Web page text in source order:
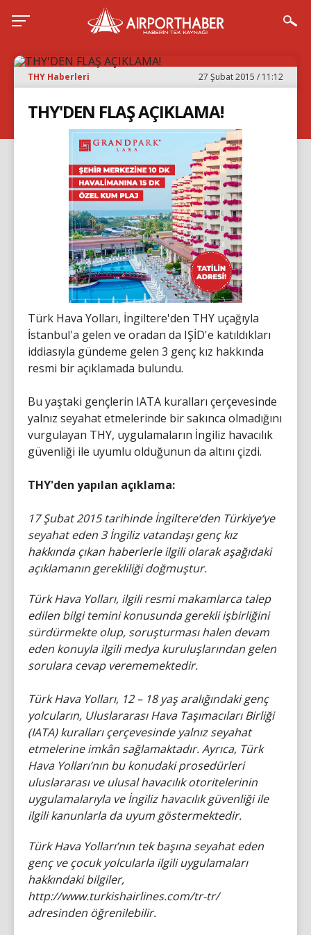
THY Haberleri 27 Şubat 2015 / 11:12
THY'DEN FLAŞ AÇIKLAMA!
Türk Hava Yolları, İngiltere'den THY uçağıyla
İstanbul'a gelen ve oradan da IŞİD'e katıldıkları
iddiasıyla gündeme gelen 3 genç kız hakkında
resmi bir açıklamada bulundu.
Bu yaştaki gençlerin IATA kuralları çerçevesinde
yalnız seyahat etmelerinde bir sakınca olmadığını
vurgulayan THY, uygulamaların İngiliz havacılık
güvenliği ile uyumlu olduğunun da altını çizdi.
THY'den yapılan açıklama:
17 Şubat 2015 tarihinde İngiltere’den Türkiye‘ye
seyahat eden 3 İngiliz vatandaşı genç kız
hakkında çıkan haberlerle ilgili olarak aşağıdaki
açıklamanın gerekliliği doğmuştur.
Türk Hava Yolları, ilgili resmi makamlarca talep
edilen bilgi temini konusunda gerekli işbirliğini
sürdürmekte olup, soruşturması halen devam
eden konuyla ilgili medya kuruluşlarından gelen
sorulara cevap verememektedir.
Türk Hava Yolları, 12 – 18 yaş aralığındaki genç
yolcuların, Uluslararası Hava Taşımacıları Birliği
(IATA) kuralları çerçevesinde yalnız seyahat
etmelerine imkân sağlamaktadır. Ayrıca, Türk
Hava Yolları’nın bu konudaki prosedürleri
uluslararası ve ulusal havacılık otoritelerinin
uygulamalarıyla ve İngiliz havacılık güvenliği ile
ilgili kanunlarla da uyum göstermektedir.
Türk Hava Yolları’nın tek başına seyahat eden
genç ve çocuk yolcularla ilgili uygulamaları
hakkındaki bilgiler,
http://www.turkishairlines.com/tr-tr/
adresinden öğrenilebilir.